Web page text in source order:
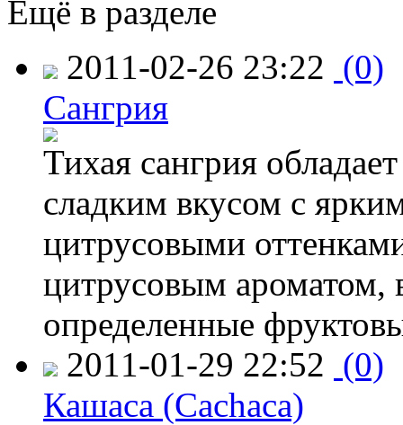
Ещё в разделе
2011-02-26 23:22 (0)
Сангрия
Тихая сангрия
сладким вкусом с
цитрусовыми
цитрусовым ароматом,
определенные
2011-01-29 22:52 (0)
Кашаса (Cachaca)